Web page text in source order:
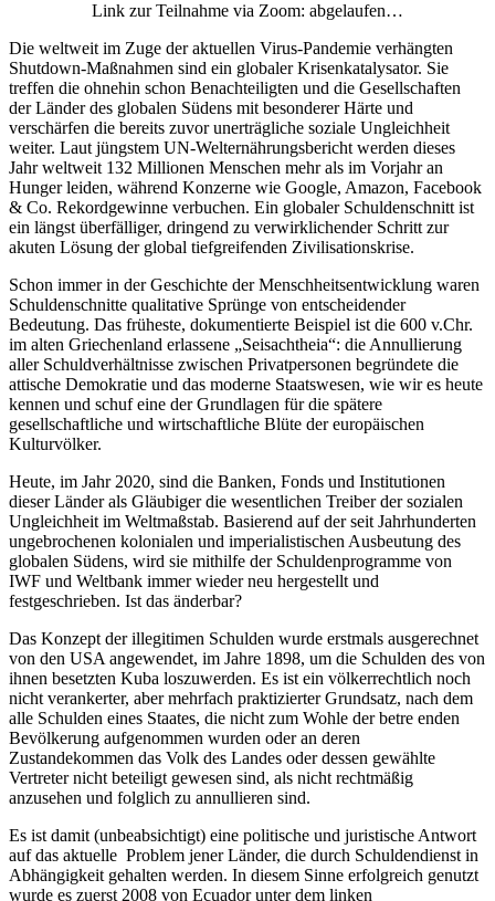
Link zur Teilnahme via Zoom: abgelaufen…
Die weltweit im Zuge der aktuellen Virus-Pandemie verhängten
Shutdown-Maßnahmen sind ein globaler Krisenkatalysator. Sie
treffen die ohnehin schon Benachteiligten und die Gesellschaften
der Länder des globalen Südens mit besonderer Härte und
verschärfen die bereits zuvor unerträgliche soziale Ungleichheit
weiter. Laut jüngstem UN-Welternährungsbericht werden dieses
Jahr weltweit 132 Millionen Menschen mehr als im Vorjahr an
Hunger leiden, während Konzerne wie Google, Amazon, Facebook
& Co. Rekordgewinne verbuchen. Ein globaler Schuldenschnitt ist
ein längst überfälliger, dringend zu verwirklichender Schritt zur
akuten Lösung der global tiefgreifenden Zivilisationskrise.
Schon immer in der Geschichte der Menschheitsentwicklung waren
Schuldenschnitte qualitative Sprünge von entscheidender
Bedeutung. Das früheste, dokumentierte Beispiel ist die 600 v.Chr.
im alten Griechenland erlassene „Seisachtheia“: die Annullierung
aller Schuldverhältnisse zwischen Privatpersonen begründete die
attische Demokratie und das moderne Staatswesen, wie wir es heute
kennen und schuf eine der Grundlagen für die spätere
gesellschaftliche und wirtschaftliche Blüte der europäischen
Kulturvölker.
Heute, im Jahr 2020, sind die Banken, Fonds und Institutionen
dieser Länder als Gläubiger die wesentlichen Treiber der sozialen
Ungleichheit im Weltmaßstab. Basierend auf der seit Jahrhunderten
ungebrochenen kolonialen und imperialistischen Ausbeutung des
globalen Südens, wird sie mithilfe der Schuldenprogramme von
IWF und Weltbank immer wieder neu hergestellt und
festgeschrieben. Ist das änderbar?
Das Konzept der illegitimen Schulden wurde erstmals ausgerechnet
von den USA angewendet, im Jahre 1898, um die Schulden des von
ihnen besetzten Kuba loszuwerden. Es ist ein völkerrechtlich noch
nicht verankerter, aber mehrfach praktizierter Grundsatz, nach dem
alle Schulden eines Staates, die nicht zum Wohle der betre enden
Bevölkerung aufgenommen wurden oder an deren
Zustandekommen das Volk des Landes oder dessen gewählte
Vertreter nicht beteiligt gewesen sind, als nicht rechtmäßig
anzusehen und folglich zu annullieren sind.
Es ist damit (unbeabsichtigt) eine politische und juristische Antwort
auf das aktuelle Problem jener Länder, die durch Schuldendienst in
Abhängigkeit gehalten werden. In diesem Sinne erfolgreich genutzt
wurde es zuerst 2008 von Ecuador unter dem linken